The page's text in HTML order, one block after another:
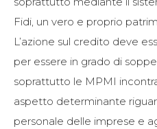
Fidi, un vero e proprio
L’azione sul credito deve
per essere in grado di
soprattutto le MPMI
aspetto determinante
personale delle imprese e